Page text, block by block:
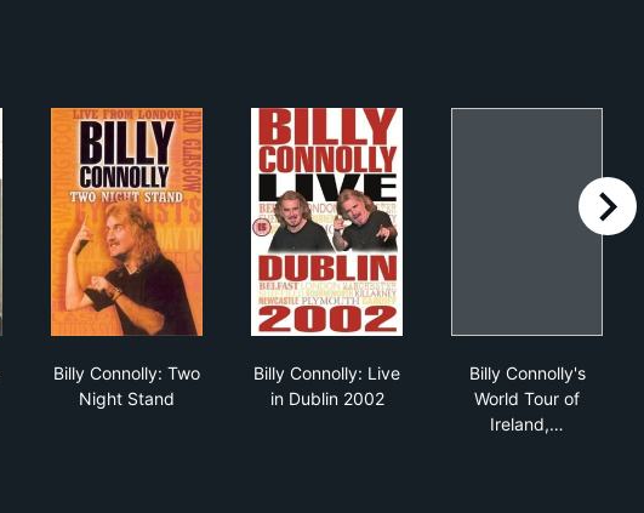
Billy Connolly: Two
Night Stand
Billy Connolly: Live
in Dublin 2002
Billy Connolly's
World Tour of
Ireland,…
right